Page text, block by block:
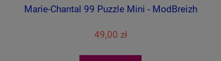
Marie-Chantal 99 Puzzle Mini - ModBreizh
49,00 zł